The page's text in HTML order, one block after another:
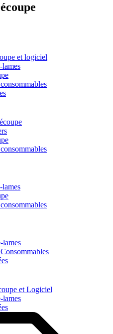
et logiciel
lames
lames
lames
et Logiciel
lames